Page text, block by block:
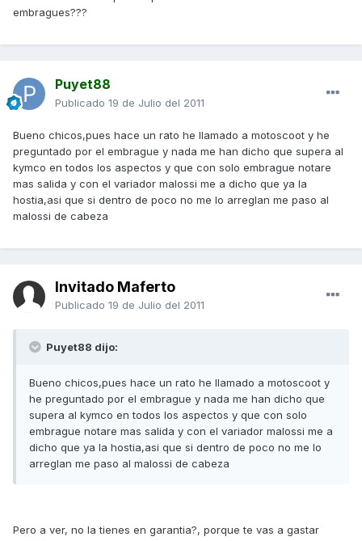
embragues???
Puyet88
Publicado 19 de Julio del 2011
Bueno chicos,pues hace un rato he llamado a motoscoot y he
preguntado por el embrague y nada me han dicho que supera al
kymco en todos los aspectos y que con solo embrague notare
mas salida y con el variador malossi me a dicho que ya la
hostia,asi que si dentro de poco no me lo arreglan me paso al
malossi de cabeza
Invitado Maferto
Publicado 19 de Julio del 2011
Puyet88 dijo:
Bueno chicos,pues hace un rato he llamado a motoscoot y
he preguntado por el embrague y nada me han dicho que
supera al kymco en todos los aspectos y que con solo
embrague notare mas salida y con el variador malossi me a
dicho que ya la hostia,asi que si dentro de poco no me lo
arreglan me paso al malossi de cabeza
Pero a ver, no la tienes en garantia?, porque te vas a gastar